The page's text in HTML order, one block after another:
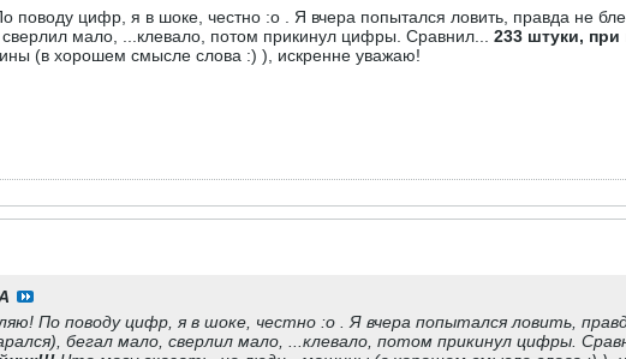
поводу цифр, я в шоке, честно :o . Я вчера попытался ловить, правда не
мало, ...клевало, потом прикинул цифры. Сравнил... 233 штуки, при
(в хорошем смысле слова :) ), искренне уважаю!
По поводу цифр, я в шоке, честно :o . Я вчера попытался ловить,
бегал мало, сверлил мало, ...клевало, потом прикинул цифры.